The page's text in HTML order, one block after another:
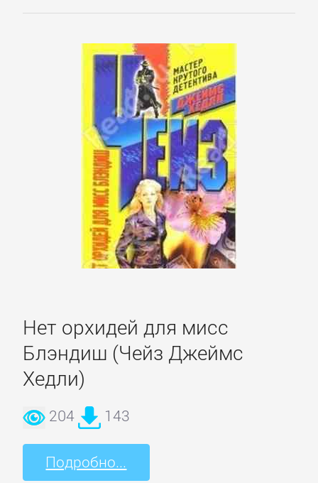
Нет орхидей для мисс
Блэндиш (Чейз Джеймс
Хедли)
204 143
Подробно...
Иностранные
История
Культурология
Математика
Педагогика
Политика,
политология
Прочая
образовательная